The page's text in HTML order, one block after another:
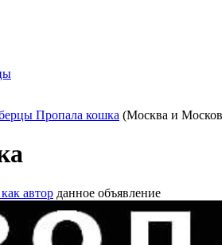
Пропала кошка (Москва и
автор данное объявление